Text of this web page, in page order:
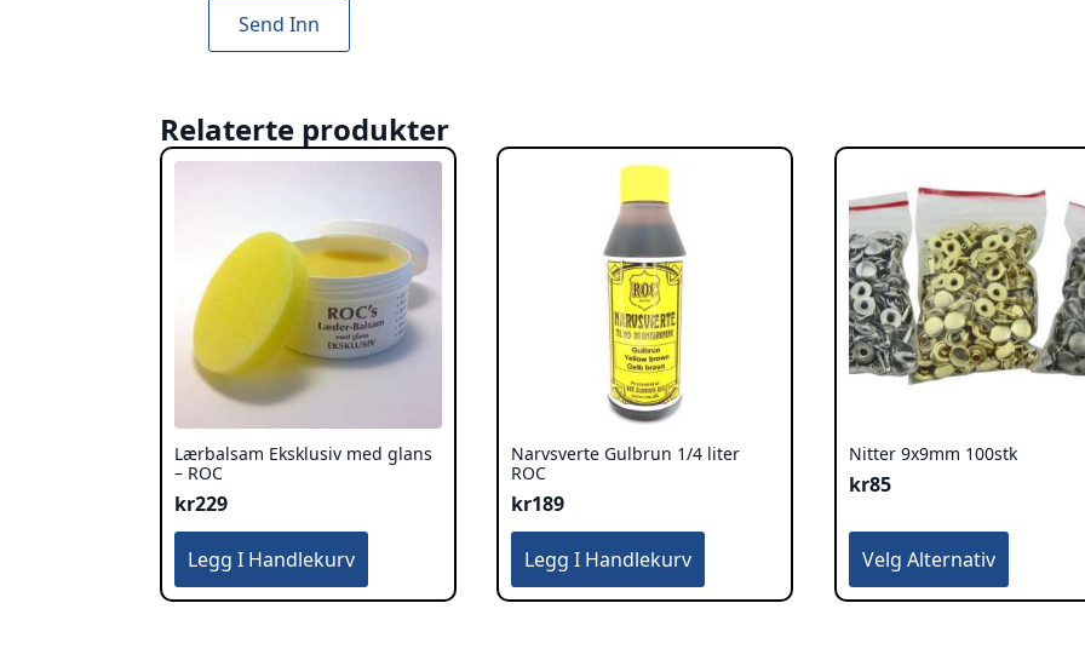
Relaterte produkter
Lærbalsam Eksklusiv med glans
– ROC
kr229
Legg I Handlekurv
Narvsverte Gulbrun 1/4 liter
ROC
kr189
Legg I Handlekurv
Nitter 9x9mm 100stk
kr85
Velg Alternativ
produktet
har